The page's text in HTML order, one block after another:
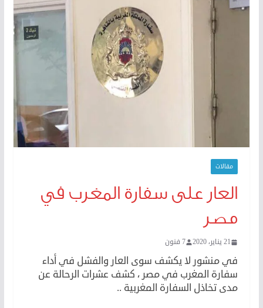
مقالات
العار على سفارة المغرب في
مصر
21 يناير، 2020 7 فنون
في منشور لا يكشف سوى العار والفشل في أداء
سفارة المغرب في مصر ، كشف عشرات الرحالة عن
مدى تخاذل السفارة المغربية ..